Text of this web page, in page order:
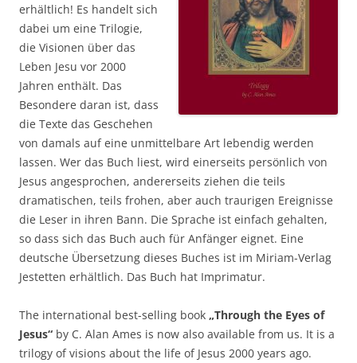
erhältlich! Es handelt sich
dabei um eine Trilogie,
die Visionen über das
Leben Jesu vor 2000
Jahren enthält. Das
Besondere daran ist, dass
die Texte das Geschehen
von damals auf eine unmittelbare Art lebendig werden
lassen. Wer das Buch liest, wird einerseits persönlich von
Jesus angesprochen, andererseits ziehen die teils
dramatischen, teils frohen, aber auch traurigen Ereignisse
die Leser in ihren Bann. Die Sprache ist einfach gehalten,
so dass sich das Buch auch für Anfänger eignet. Eine
deutsche Übersetzung dieses Buches ist im Miriam-Verlag
Jestetten erhältlich. Das Buch hat Imprimatur.
The international best-selling book „Through the Eyes of
Jesus“ by C. Alan Ames is now also available from us. It is a
trilogy of visions about the life of Jesus 2000 years ago.